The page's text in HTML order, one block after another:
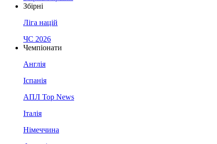
Збірні
Ліга націй
ЧС 2026
Чемпіонати
Англія
Іспанія
АПЛ Top News
Італія
Німеччина